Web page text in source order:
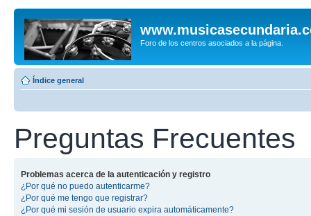
Foro de los centros asociados a la página.
Índice general
Preguntas Frecuentes
Problemas acerca de la autenticación y registro
¿Por qué no puedo autenticarme?
¿Por qué me tengo que registrar?
¿Por qué mi sesión de usuario expira automáticamente?